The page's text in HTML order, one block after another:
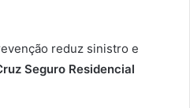
reduz sinistro e
Seguro Residencial